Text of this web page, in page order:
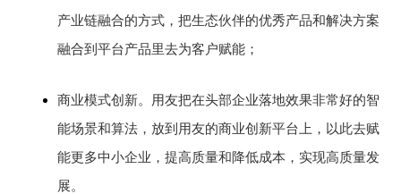
产业链融合的方式，把生态伙伴的优秀产品和解决方案
融合到平台产品里去为客户赋能；
商业模式创新。用友把在头部企业落地效果非常好的智
能场景和算法，放到用友的商业创新平台上，以此去赋
能更多中小企业，提高质量和降低成本，实现高质量发
展。